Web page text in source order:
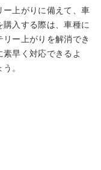
ー上がりに備えて、車
入する際は、車種に
ー上がりを解消でき
早く対応できるよ
。